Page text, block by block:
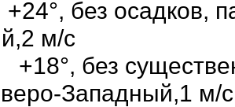
без осадков,
м/с
+18°, без
Западный,1 м/с